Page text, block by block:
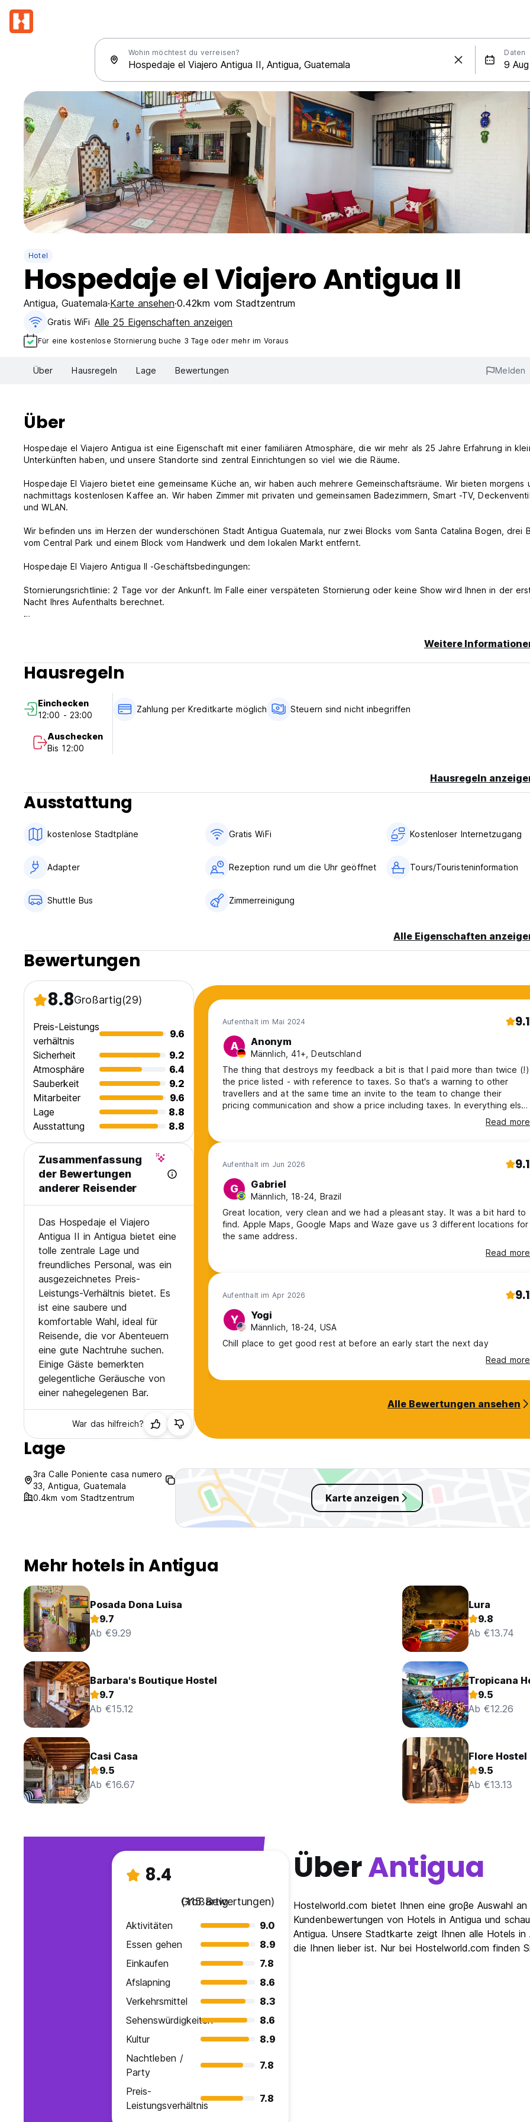
Wohin möchtest du verreisen? Daten
Hotel
Hospedaje el Viajero Antigua II
Antigua, Guatemala Karte ansehen 0.42km vom Stadtzentrum
Gratis WiFi Alle 25 Eigenschaften anzeigen
Für eine kostenlose Stornierung buche 3 Tage oder mehr im Voraus
Über Hausregeln Lage Bewertungen Melden
Über
Hospedaje el Viajero Antigua ist eine Eigenschaft mit einer familiären Atmosphäre, die wir mehr als 25 Jahre Erfahrung in
Unterkünften haben, und unsere Standorte sind zentral Einrichtungen so viel wie die Räume.
Hospedaje El Viajero bietet eine gemeinsame Küche an, wir haben auch mehrere Gemeinschaftsräume. Wir bieten morgens
nachmittags kostenlosen Kaffee an. Wir haben Zimmer mit privaten und gemeinsamen Badezimmern, Smart -TV,
und WLAN.
Wir befinden uns im Herzen der wunderschönen Stadt Antigua Guatemala, nur zwei Blocks vom Santa Catalina Bogen, drei
vom Central Park und einem Block vom Handwerk und dem lokalen Markt entfernt.
Hospedaje El Viajero Antigua II -Geschäftsbedingungen:
Stornierungsrichtlinie: 2 Tage vor der Ankunft. Im Falle einer verspäteten Stornierung oder keine Show wird Ihnen in der
Nacht Ihres Aufenthalts berechnet.
Zahlung bei Ankunft per Bargeld, Kreditkarten.
Diese Eigenschaft kann Ihre Karte vor der Ankunft vorbereiten. Die Zahlung per Kredit- oder Debitkarte hat einen Zuschlag
Steuern inbegriffen
Frühstück nicht inbegriffen.
24 Stunden Empfang. (Auto-translated from original language)
Weitere
Hausregeln
Einchecken
12:00 - 23:00
Auschecken
Bis 12:00
Zahlung per Kreditkarte möglich Steuern sind nicht inbegriffen
Hausregeln
Ausstattung
kostenlose Stadtpläne Gratis WiFi Kostenloser Internetzugang
Adapter Rezeption rund um die Uhr geöffnet Tours/Touristeninformation
Shuttle Bus Zimmerreinigung
Alle Eigenschaften
Bewertungen
8.8Großartig(29)
Preis-Leistungs
verhältnis
9.6
Sicherheit
9.2
Atmosphäre
6.4
Sauberkeit
9.2
Mitarbeiter
9.6
Lage
8.8
Ausstattung
8.8
Zusammenfassung
der Bewertungen
anderer Reisender
Das Hospedaje el Viajero
Antigua II in Antigua bietet eine
tolle zentrale Lage und
freundliches Personal, was ein
ausgezeichnetes Preis-
Leistungs-Verhältnis bietet. Es
ist eine saubere und
komfortable Wahl, ideal für
Reisende, die vor Abenteuern
eine gute Nachtruhe suchen.
Einige Gäste bemerkten
gelegentliche Geräusche von
einer nahegelegenen Bar.
War das hilfreich?
Aufenthalt im Mai 2024 9.1
A Anonym
Männlich, 41+, Deutschland
The thing that destroys my feedback a bit is that I paid more than twice (!)
the price listed - with reference to taxes. So that's a warning to other
travellers and at the same time an invite to the team to change their
pricing communication and show a price including taxes. In everything else,
I'm very positive! The stuff is lovely, very helpful, well organized and also
very flexible, so that besides the huge difference between the price
Read more
Aufenthalt im Jun 2026 9.1
G Gabriel
Männlich, 18-24, Brazil
Great location, very clean and we had a pleasant stay. It was a bit hard to
find. Apple Maps, Google Maps and Waze gave us 3 different locations for
the same address.
Read more
Aufenthalt im Apr 2026 9.1
Y Yogi
Männlich, 18-24, USA
Chill place to get good rest at before an early start the next day
Read more
Alle Bewertungen ansehen
Lage
3ra Calle Poniente casa numero
33, Antigua, Guatemala
0.4km vom Stadtzentrum
Karte anzeigen
Mehr hotels in Antigua
Posada Dona Luisa
9.7
Ab €9.29
Lura
9.8
Ab €13.74
Barbara's Boutique Hostel
9.7
Ab €15.12
Tropicana
9.5
Ab €12.26
Casi Casa
9.5
Ab €16.67
Flore Hostel
9.5
Ab €13.13
8.4
Großartig
(115 Bewertungen)
Aktivitäten
9.0
Essen gehen
8.9
Einkaufen
7.8
Afslapning
8.6
Verkehrsmittel
8.3
Sehenswürdigkeiten
8.6
Kultur
8.9
Nachtleben /
Party
7.8
Preis-
Leistungsverhältnis
7.8
ÜberAntigua
Hostelworld.com bietet Ihnen eine groβe Auswahl
Kundenbewertungen von Hotels in Antigua und
Antigua. Unsere Stadtkarte zeigt Ihnen alle Hotels
die Ihnen lieber ist. Nur bei Hostelworld.com finden